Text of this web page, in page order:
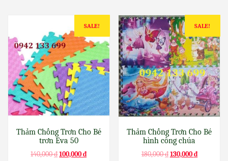
SALE!
Thảm Chống Trơn Cho Bé
trơn Eva 50
140,000₫100,000₫
SALE!
Thảm Chống Trơn Cho Bé
hình công chúa
180,000₫130,000₫